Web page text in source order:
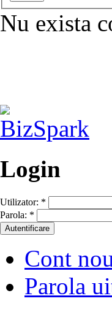
Nu exista
Login
Utilizator: *
Parola: *
Cont
Parola